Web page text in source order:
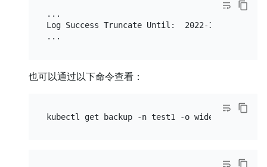
...
Log Success Truncate Until:  2022-10-
也可以通过以下命令查看：